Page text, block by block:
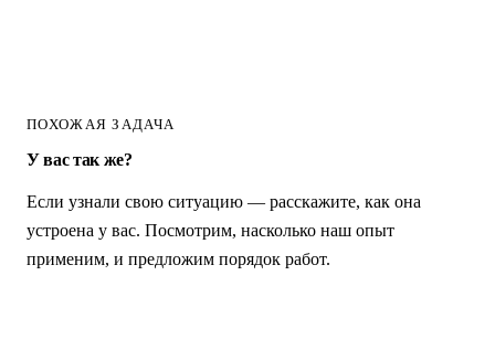
ПОХОЖАЯ ЗАДАЧА
У вас так же?
Если узнали свою ситуацию — расскажите, как она
устроена у вас. Посмотрим, насколько наш опыт
применим, и предложим порядок работ.